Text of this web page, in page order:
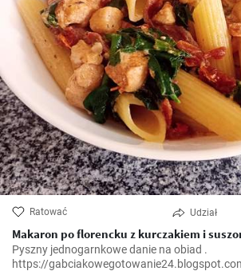
Ratować Udział
Makaron po florencku z kurczakiem i
Pyszny jednogarnkowe danie na obiad .
https://